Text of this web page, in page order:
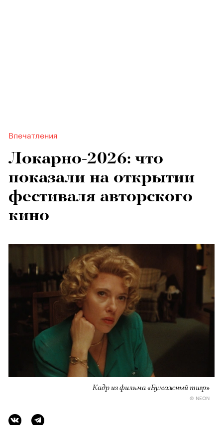
Впечатления
Локарно-2026: что
показали на открытии
фестиваля авторского
кино
Кадр из фильма «Бумажный тигр»
© NEON